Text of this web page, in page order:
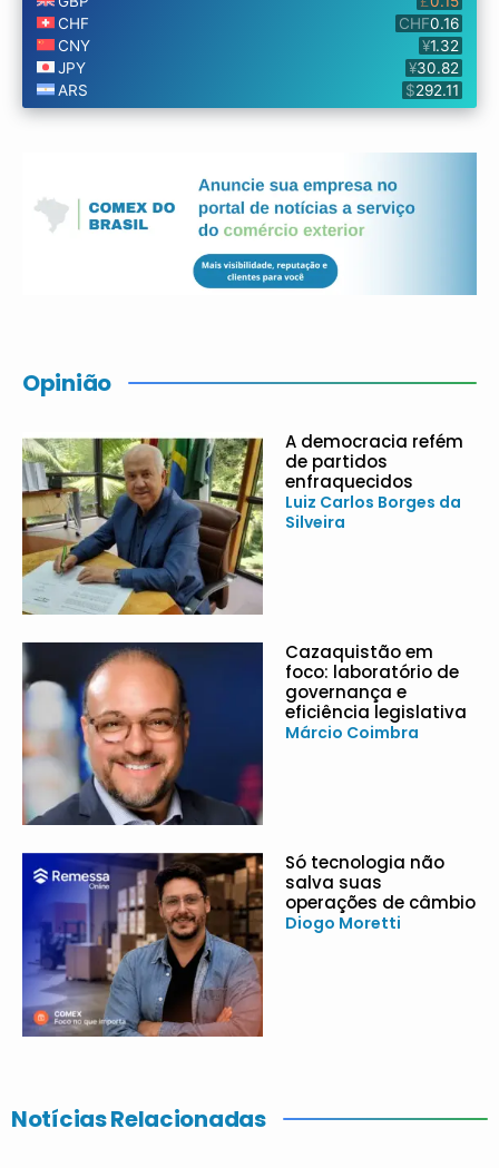
Opinião
A democracia refém
de partidos
enfraquecidos
Luiz Carlos Borges da
Silveira
Cazaquistão em
foco: laboratório de
governança e
eficiência legislativa
Márcio Coimbra
Só tecnologia não
salva suas
operações de câmbio
Diogo Moretti
Notícias Relacionadas